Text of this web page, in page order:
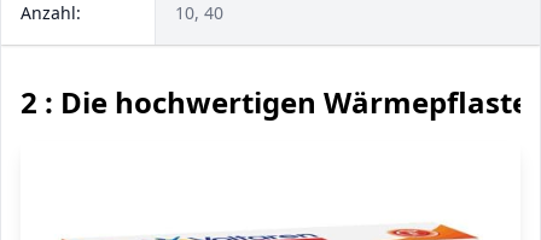
Anzahl: 10, 40
2 : Die hochwertigen Wärmepflaster